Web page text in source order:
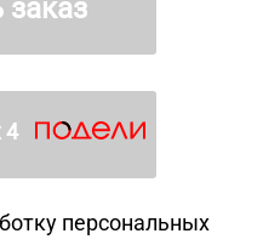
4
персональных